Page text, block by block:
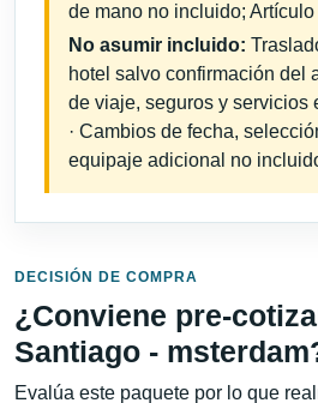
de mano no incluido;
No asumir incluido:
hotel salvo confirmación del
de viaje, seguros y servicios
· Cambios de fecha,
equipaje adicional no
DECISIÓN DE COMPRA
¿Conviene pre-
Santiago -
Evalúa este paquete por lo que